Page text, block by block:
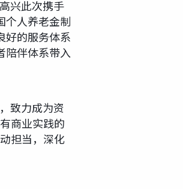
兴此次携手
个人养老金制
好的服务体系
陪伴体系带入
致力成为资
商业实践的
担当，深化